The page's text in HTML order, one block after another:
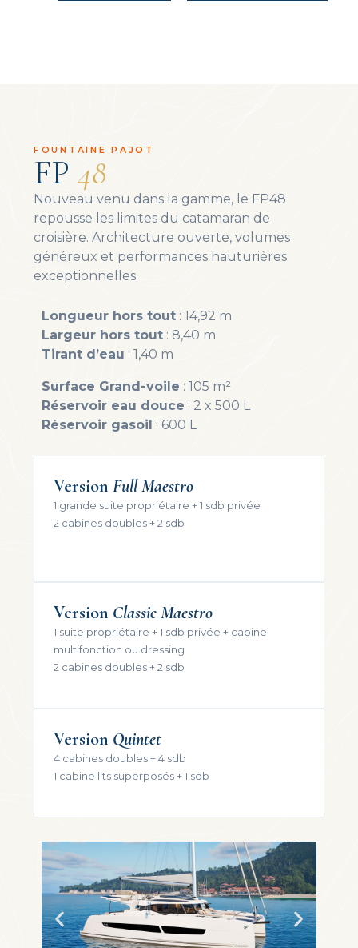
FOUNTAINE PAJOT
FP48
Nouveau venu dans la gamme, le FP48
repousse les limites du catamaran de
croisière. Architecture ouverte, volumes
généreux et performances hauturières
exceptionnelles.
Longueur hors tout : 14,92 m
Largeur hors tout : 8,40 m
Tirant d’eau : 1,40 m
Surface Grand-voile : 105 m²
Réservoir eau douce : 2 x 500 L
Réservoir gasoil : 600 L
Version Full Maestro
1 grande suite propriétaire + 1 sdb privée
2 cabines doubles + 2 sdb
Version Classic Maestro
1 suite propriétaire + 1 sdb privée + cabine
multifonction ou dressing
2 cabines doubles + 2 sdb
Version Quintet
4 cabines doubles + 4 sdb
1 cabine lits superposés + 1 sdb